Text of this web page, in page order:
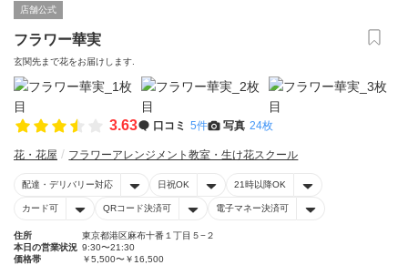
店舗公式
フラワー華実
玄関先まで花をお届けします.
3.63 口コミ 5件 写真 24枚
花・花屋 フラワーアレンジメント教室・生け花スクール
配達・デリバリー対応 日祝OK 21時以降OK
カード可 QRコード決済可 電子マネー決済可
住所
東京都港区麻布十番１丁目５−２
本日の営業状況 9:30〜21:30
価格帯
￥5,500〜￥16,500